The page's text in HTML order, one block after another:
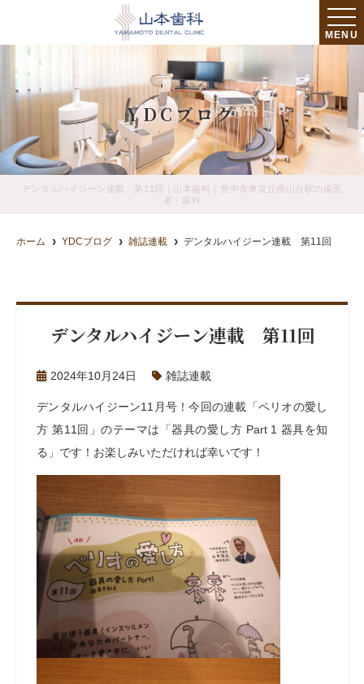
MENU
YDCブログ
デンタルハイジーン連載 第11回｜山本歯科｜豊中市東泉丘桃山台駅の歯医
者・歯科
ホーム YDCブログ 雑誌連載 デンタルハイジーン連載 第11回
デンタルハイジーン連載 第11回
2024年10月24日 雑誌連載
デンタルハイジーン11 月号！今回の連載「ペリオの愛し
方 第11 回」のテーマは「器具の愛し方 Part 1 器具を知
る」です！お楽しみいただければ幸いです！